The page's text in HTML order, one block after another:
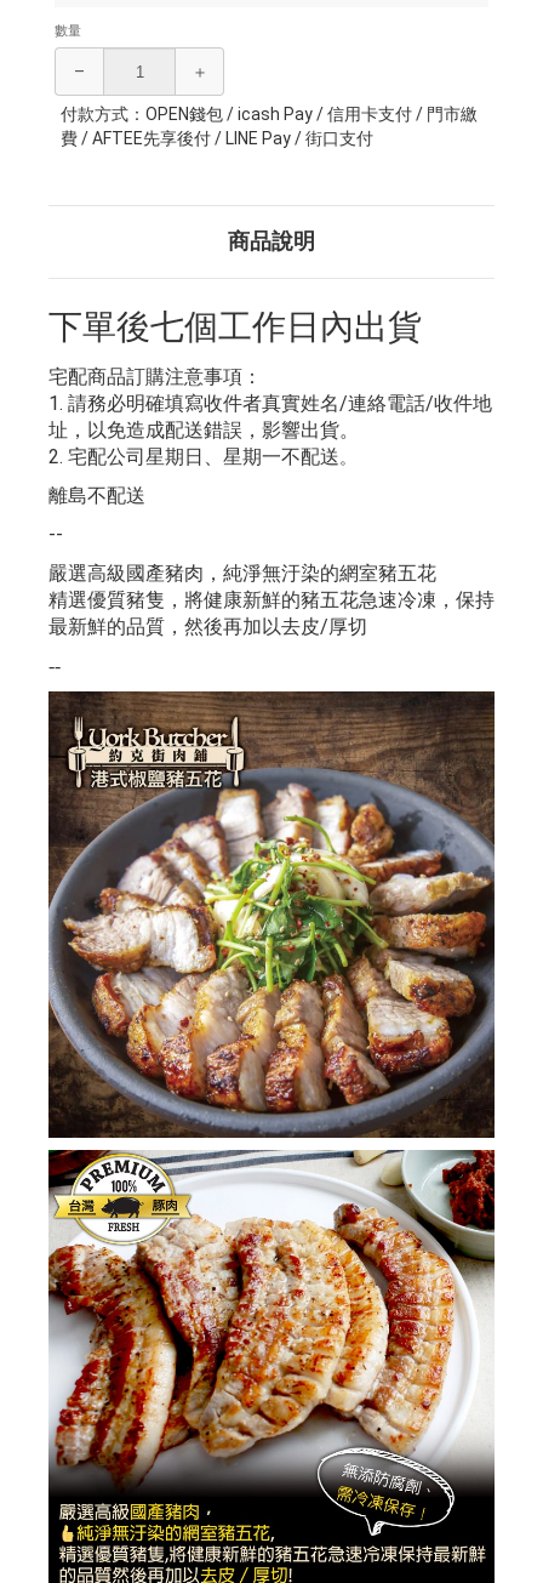
數量
– ＋
付款方式：OPEN錢包 / icash Pay / 信用卡支付 / 門市繳
費 / AFTEE先享後付 / LINE Pay / 街口支付
商品說明
下單後七個工作日內出貨
宅配商品訂購注意事項：
1. 請務必明確填寫收件者真實姓名/連絡電話/收件地
址，以免造成配送錯誤，影響出貨。
2. 宅配公司星期日、星期一不配送。
離島不配送
--
嚴選高級國產豬肉，純淨無汙染的網室豬五花
精選優質豬隻，將健康新鮮的豬五花急速冷凍，保持
最新鮮的品質，然後再加以去皮/厚切
--